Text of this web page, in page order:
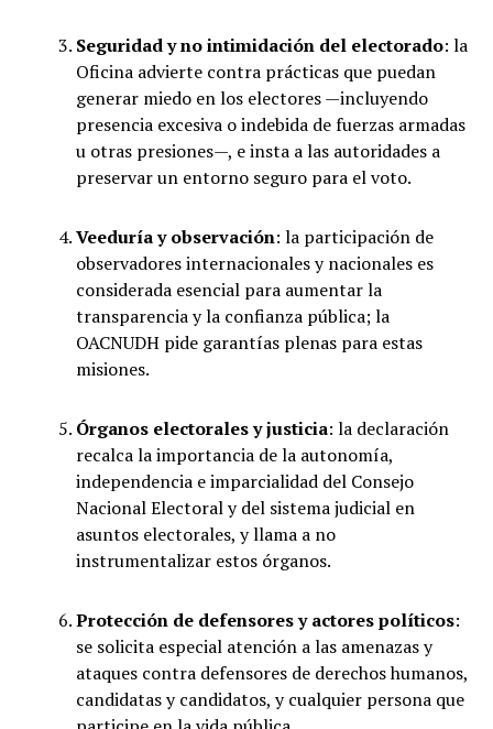
Seguridad y no intimidación del electorado: la
Oficina advierte contra prácticas que puedan
generar miedo en los electores —incluyendo
presencia excesiva o indebida de fuerzas armadas
u otras presiones—, e insta a las autoridades a
preservar un entorno seguro para el voto.
Veeduría y observación: la participación de
observadores internacionales y nacionales es
considerada esencial para aumentar la
transparencia y la confianza pública; la
OACNUDH pide garantías plenas para estas
misiones.
Órganos electorales y justicia: la declaración
recalca la importancia de la autonomía,
independencia e imparcialidad del Consejo
Nacional Electoral y del sistema judicial en
asuntos electorales, y llama a no
instrumentalizar estos órganos.
Protección de defensores y actores políticos:
se solicita especial atención a las amenazas y
ataques contra defensores de derechos humanos,
candidatas y candidatos, y cualquier persona que